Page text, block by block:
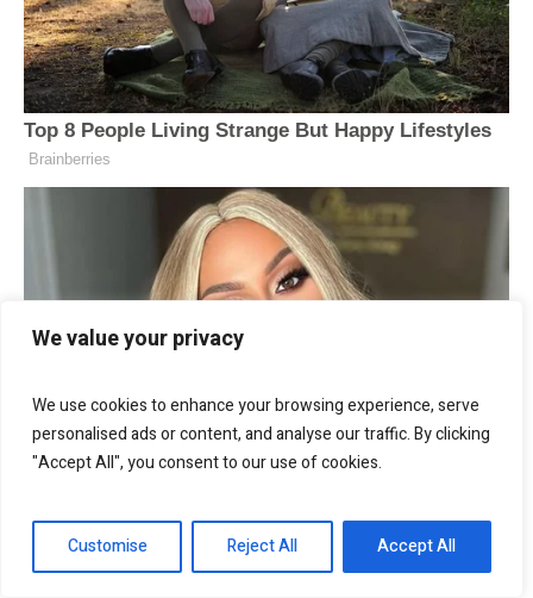
We value your privacy
We use cookies to enhance your browsing experience, serve
personalised ads or content, and analyse our traffic. By clicking
"Accept All", you consent to our use of cookies.
Customise Reject All Accept All